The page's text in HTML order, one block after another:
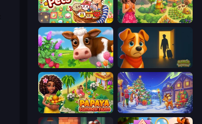
Merge Pets The Farmers
Country Life Meadows Ranch Adventures
Papaya Summer Farm Snow Farm Happy New Year